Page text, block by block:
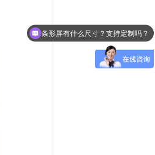
条形屏有什么尺寸？支持定制吗？